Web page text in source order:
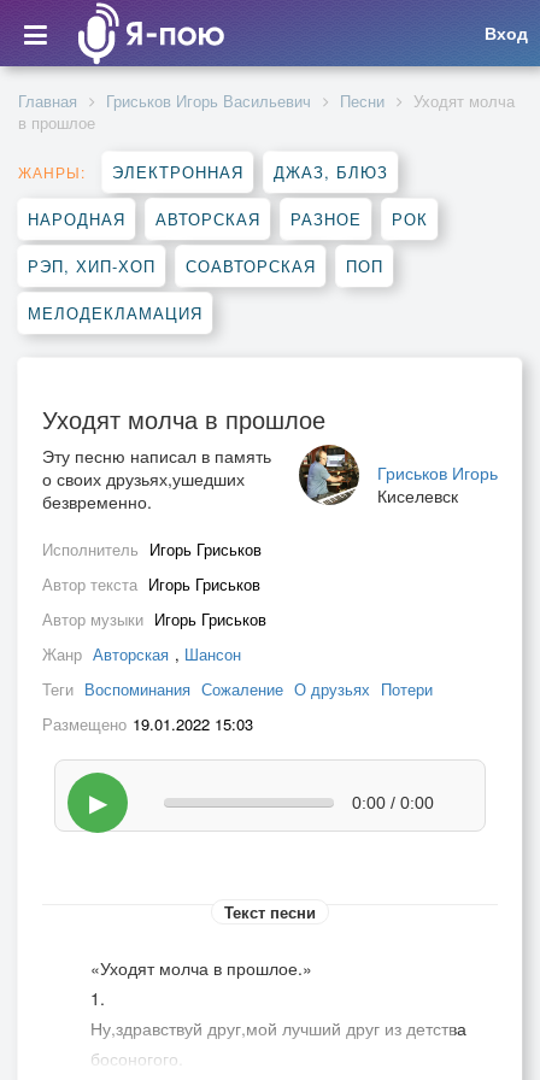
Вход
Главная Гриськов Игорь Васильевич Песни
Уходят молча
в прошлое
ЖАНРЫ: ЭЛЕКТРОННАЯ ДЖАЗ, БЛЮЗ
НАРОДНАЯ АВТОРСКАЯ РАЗНОЕ РОК
РЭП, ХИП-ХОП СОАВТОРСКАЯ ПОП
МЕЛОДЕКЛАМАЦИЯ
Уходят молча в прошлое
Гриськов Игорь
Киселевск
Эту песню написал в память
о своих друзьях,ушедших
безвременно.
Исполнитель Игорь Гриськов
Автор текста Игорь Гриськов
Автор музыки Игорь Гриськов
Жанр Авторская , Шансон
Теги Воспоминания Сожаление О друзьях Потери
Размещено 19.01.2022 15:03
▶ 0:00 / 0:00
Текст песни
«Уходят молча в прошлое.»
1.
Ну,здравствуй друг,мой лучший друг из детства
босоногого.